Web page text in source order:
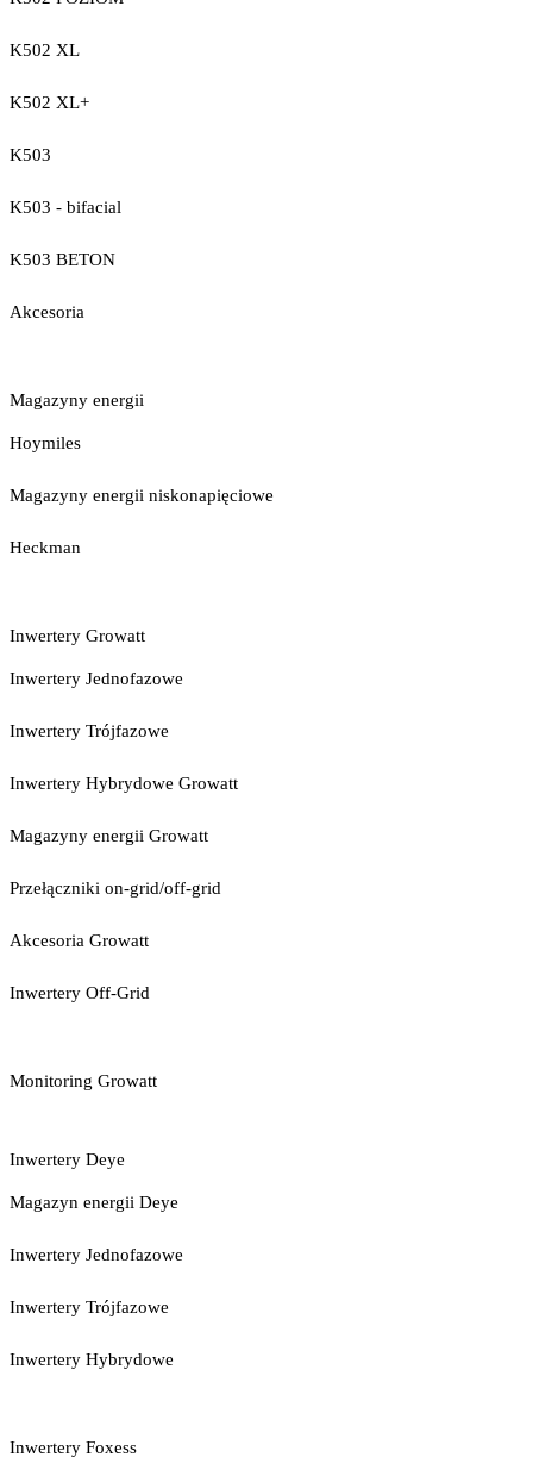
K502 XL
K502 XL+
K503
K503 - bifacial
K503 BETON
Akcesoria
Magazyny energii
Hoymiles
Magazyny energii niskonapięciowe
Heckman
Inwertery Growatt
Inwertery Jednofazowe
Inwertery Trójfazowe
Inwertery Hybrydowe Growatt
Magazyny energii Growatt
Przełączniki on-grid/off-grid
Akcesoria Growatt
Inwertery Off-Grid
Monitoring Growatt
Inwertery Deye
Magazyn energii Deye
Inwertery Jednofazowe
Inwertery Trójfazowe
Inwertery Hybrydowe
Inwertery Foxess